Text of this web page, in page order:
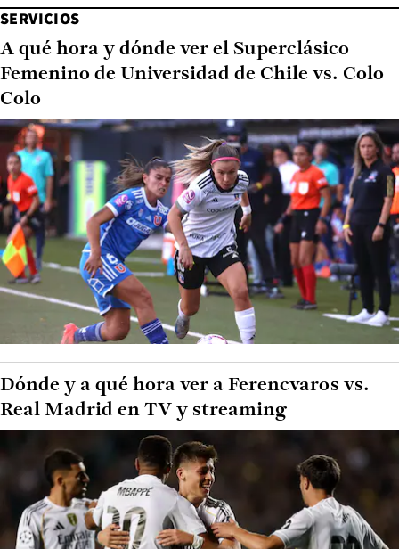
SERVICIOS
A qué hora y dónde ver el Superclásico
Femenino de Universidad de Chile vs. Colo
Colo
Dónde y a qué hora ver a Ferencvaros vs.
Real Madrid en TV y streaming